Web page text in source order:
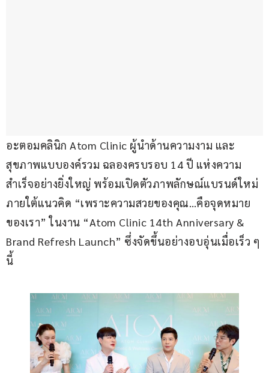
อะตอมคลินิก Atom Clinic ผู้นำด้านความงาม และ
สุขภาพแบบองค์รวม ฉลองครบรอบ 14 ปี แห่งความ
สำเร็จอย่างยิ่งใหญ่ พร้อมเปิดตัวภาพลักษณ์แบรนด์ใหม่
ภายใต้แนวคิด “เพราะความสวยของคุณ…คือจุดหมาย
ของเรา” ในงาน “Atom Clinic 14th Anniversary &
Brand Refresh Launch” ซึ่งจัดขึ้นอย่างอบอุ่นเมื่อเร็ว ๆ
นี้